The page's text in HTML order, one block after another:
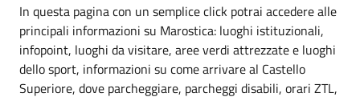
In questa pagina con un semplice click potrai accedere alle
principali informazioni su Marostica: luoghi istituzionali,
infopoint, luoghi da visitare, aree verdi attrezzate e luoghi
dello sport, informazioni su come arrivare al Castello
Superiore, dove parcheggiare, parcheggi disabili, orari ZTL,